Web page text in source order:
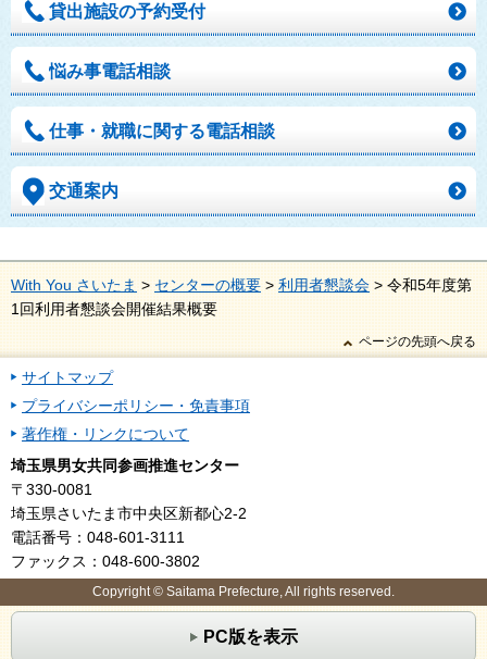
貸出施設の予約受付
悩み事電話相談
仕事・就職に関する電話相談
交通案内
With You さいたま > センターの概要 > 利用者懇談会 > 令和5年度第
1回利用者懇談会開催結果概要
ページの先頭へ戻る
サイトマップ
プライバシーポリシー・免責事項
著作権・リンクについて
埼玉県男女共同参画推進センター
〒330-0081
埼玉県さいたま市中央区新都心2-2
電話番号：048-601-3111
ファックス：048-600-3802
Copyright © Saitama Prefecture, All rights reserved.
PC版を表示